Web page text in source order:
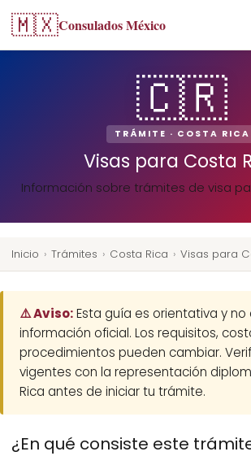
🇲🇽Consulados México
🇨🇷
TRÁMITE · COSTA RICA
Visas para Costa
Información sobre trámites de visa
Inicio › Trámites › Costa Rica › Visas para
⚠️ Aviso:Esta guía es orientativa y
información oficial. Los requisitos,
procedimientos pueden cambiar.
vigentes con la representación
Rica antes de iniciar tu trámite.
¿En qué consiste este